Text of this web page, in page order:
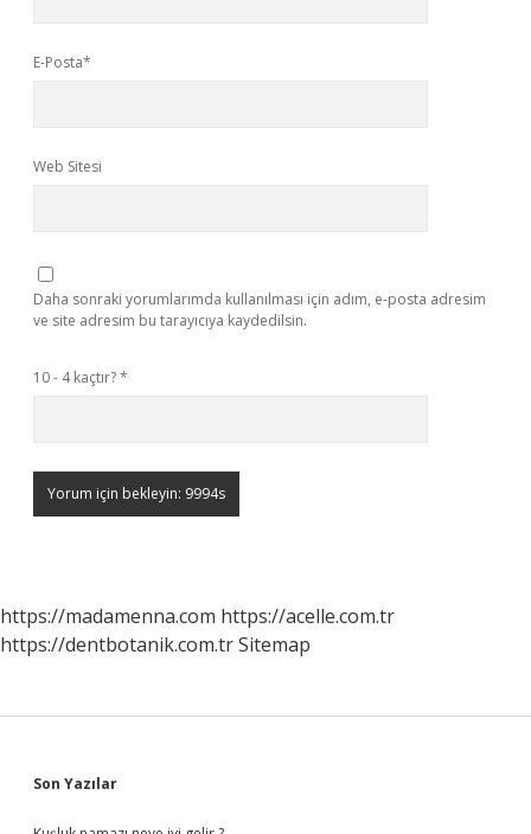
E-Posta*
Web Sitesi
Daha sonraki yorumlarımda kullanılması için adım, e-posta adresim
ve site adresim bu tarayıcıya kaydedilsin.
10 - 4 kaçtır?*
https://madamenna.com https://acelle.com.tr
https://dentbotanik.com.trSitemap
Sidebar
Son Yazılar